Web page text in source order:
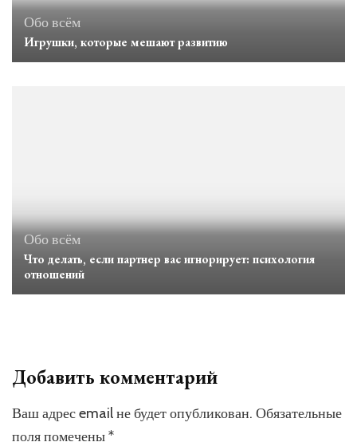
Обо всём
Игрушки, которые мешают развитию
Обо всём
Что делать, если партнер вас игнорирует: психология
отношений
Добавить комментарий
Ваш адрес email не будет опубликован. Обязательные
поля помечены*